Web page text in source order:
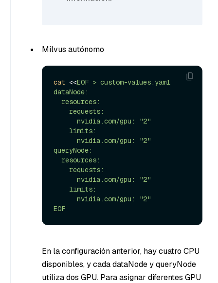
Milvus autónomo
cat <<EOF > custom-values.yaml
dataNode:
queryNode:
EOF
En la configuración anterior, hay cuatro CPU
disponibles, y cada dataNode y queryNode
utiliza dos GPU. Para asignar diferentes GPU